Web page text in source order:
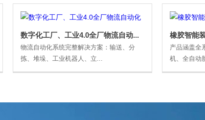
数字化工厂、工业4.0全厂物流自动...
物流自动化系统完整解决方案：输送、分
拣、堆垛、工业机器人、立...
橡胶智能
产品涵盖全
机、全自动